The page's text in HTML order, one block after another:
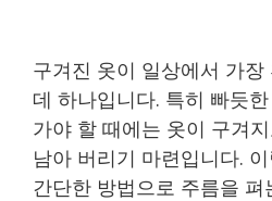
구겨진 옷이 일상에서 가
데 하나입니다. 특히 빠듯
가야 할 때에는 옷이 구겨
남아 버리기 마련입니다.
간단한 방법으로 주름을